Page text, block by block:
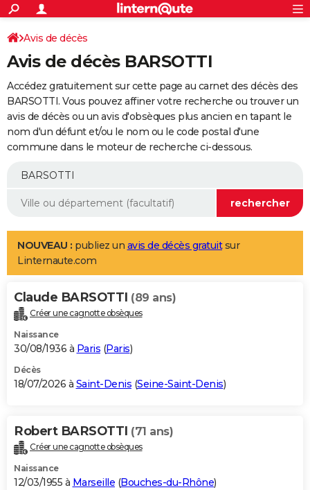
ACTUALITÉS
Politique
Société
Faits Divers
Education
Monde
Villes
+
SPORT
Coupe du monde 2026
Football
Tennis
Cyclisme
Rugby
Forum
Programme TV
TNT
Streaming
Cinéma
Sorties cinéma
Musique
+
FINANCE
Retraite
Epargne
Immobilier
Risques naturels par ville
Banque
Assurance
AUTO
Essais
Réserver un essai
Citadines
Berlines
SUV
Forum auto
+
Mobiles
Meilleur smartphone
Internet
Ordinateurs
Jeux vidéo
Guide high-tech
Aménagement intérieur
LIFESTYLE
Art de vivre
Bien-être
Loisirs
Mode
Modes de vie
Alimentation
Guide de la santé
Maladies
Médicaments
Sommeil
VOYAGE
Destinations
City break
Voyage nature
Voyage de noces
Forum
Climat
+PHOTO
GUIDES D'ACHAT
BONS PLANS
Carte de Noël
Carte Bonne année
Carte Saint-Valentin
Carte Pâques
Carte d'anniversaire
DICTIONNAIRE
Dictionnaire
Biographies
Citations
Expressions
Proverbes
PROGRAMME TV
Avis de décès
Avis de décès BARSOTTI
Accédez gratuitement sur cette page au carnet des décès des
BARSOTTI. Vous pouvez affiner votre recherche ou trouver un
avis de décès ou un avis d'obsèques plus ancien en tapant le
nom d'un défunt et/ou le nom ou le code postal d'une
commune dans le moteur de recherche ci-dessous.
NOUVEAU : publiez un avis de décès gratuitsur
Linternaute.com
Claude BARSOTTI (89 ans)
Créer une cagnotte obsèques
Naissance
30/08/1936 à Paris (Paris)
Décès
18/07/2026 à Saint-Denis (Seine-Saint-Denis)
Robert BARSOTTI (71 ans)
Créer une cagnotte obsèques
Naissance
12/03/1955 à Marseille (Bouches-du-Rhône)